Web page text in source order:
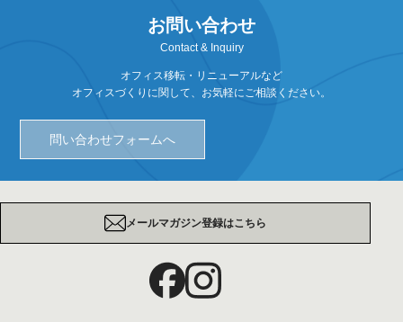
お問い合わせ
Contact & Inquiry
オフィス移転・リニューアルなど
オフィスづくりに関して、お気軽にご相談ください。
問い合わせフォームへ
メールマガジン登録はこちら